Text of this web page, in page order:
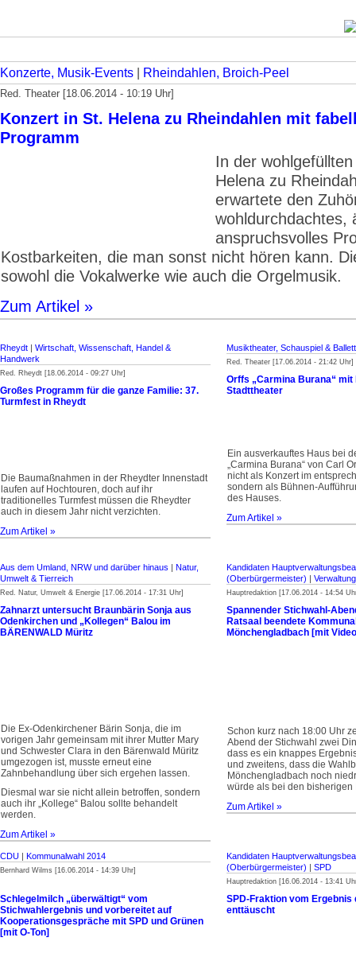
Konzerte, Musik-Events Rheindahlen, Broich-Peel
Red. Theater [18.06.2014 - 10:19 Uhr]
Konzert in St. Helena zu Rheindahlen mit
Programm
In der
Helena zu
erwartete den
wohldurchdachtes,
anspruchsvolles
Kostbarkeiten, die man sonst nicht hören kann.
sowohl die Vokalwerke wie auch die Orgelmusik.
Zum Artikel »
Rheydt | Wirtschaft, Wissenschaft, Handel &
Handwerk
Red. Rheydt [18.06.2014 - 09:27 Uhr]
Großes Programm für die ganze Familie: 37.
Turmfest in Rheydt
Die Baumaßnahmen in der Rheydter Innenstadt
laufen auf Hochtouren, doch auf ihr
traditionelles Turmfest müssen die Rheydter
auch in diesem Jahr nicht verzichten.
Zum Artikel »
Musiktheater, Schauspiel & Ballett
Red. Theater [17.06.2014 - 21:42 Uhr]
Orffs „Carmina Burana“ mit
Stadttheater
Ein ausverkauftes Haus bei
„Carmina Burana“ von Carl
nicht als Konzert im
sondern als Bühnen-
des Hauses.
Zum Artikel »
Aus dem Umland, NRW und darüber hinaus | Natur,
Umwelt & Tierreich
Red. Natur, Umwelt & Energie [17.06.2014 - 17:31 Uhr]
Zahnarzt untersucht Braunbärin Sonja aus
Odenkirchen und „Kollegen“ Balou im
BÄRENWALD Müritz
Die Ex-Odenkirchener Bärin Sonja, die im
vorigen Jahr gemeinsam mit ihrer Mutter Mary
und Schwester Clara in den Bärenwald Müritz
umgezogen ist, musste erneut eine
Zahnbehandlung über sich ergehen lassen.
Diesmal war sie nicht allein betroffen, sondern
auch ihr „Kollege“ Balou sollte behandelt
werden.
Zum Artikel »
Kandidaten
(Oberbürgermeister) |
Hauptredaktion [17.06.2014 - 14:54
Spannender Stichwahl-
Ratsaal beendete
Mönchengladbach [mit
Schon kurz nach 18:00 Uhr
Abend der Stichwahl zwei
dass es ein knappes
und zweitens, dass die
Mönchengladbach noch
würde als bei den
Zum Artikel »
CDU | Kommunalwahl 2014
Bernhard Wilms [16.06.2014 - 14:39 Uhr]
Schlegelmilch „überwältigt“ vom
Stichwahlergebnis und vorbereitet auf
Kooperationsgespräche mit SPD und Grünen
[mit O-Ton]
Kandidaten
(Oberbürgermeister) | SPD
Hauptredaktion [16.06.2014 - 13:41
SPD-Fraktion vom Ergebnis
enttäuscht